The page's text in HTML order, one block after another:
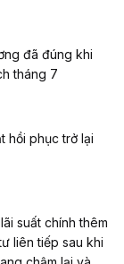
đã đúng khi
tháng 7
hồi phục trở lại
suất chính thêm
liên tiếp sau khi